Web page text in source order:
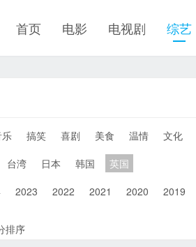
首页 电影 电视剧 综艺
搞笑 喜剧 美食 温情 文化
台湾 日本 韩国
英国
2023 2022 2021 2020 2019
排序